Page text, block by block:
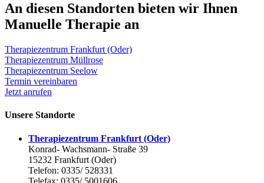
An diesen Standorten bieten wir Ihnen
Manuelle Therapie an
Therapiezentrum Frankfurt (Oder)
Therapiezentrum Müllrose
Therapiezentrum Seelow
Termin vereinbaren
Jetzt anrufen
Unsere Standorte
Therapiezentrum Frankfurt (Oder)
Konrad- Wachsmann- Straße 39
15232 Frankfurt (Oder)
Telefon: 0335/ 528331
Telefax: 0335/ 5001606